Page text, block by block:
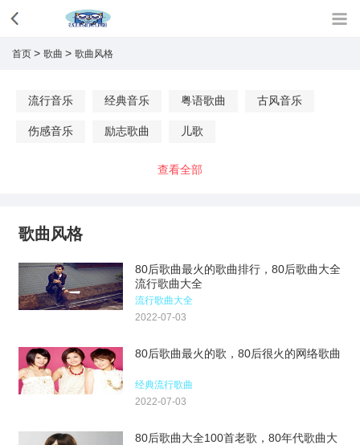
首页 > 歌曲 > 歌曲风格
流行音乐 经典音乐 粤语歌曲 古风音乐
伤感音乐 励志歌曲 儿歌
查看全部
歌曲风格
80后歌曲最火的歌曲排行，80后歌曲大全
流行歌曲大全
流行歌曲大全
2022-07-03
80后歌曲最火的歌，80后很火的网络歌曲
经典流行歌曲
2022-07-03
80后歌曲大全100首老歌，80年代歌曲大